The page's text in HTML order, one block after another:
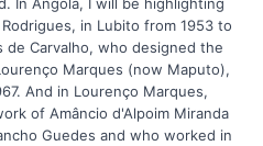
in Lubito from 1953 to
de Carvalho, who designed the
Marques (now Maputo),
And in Lourenço Marques,
of Amâncio d'Alpoim Miranda
Guedes and who worked in